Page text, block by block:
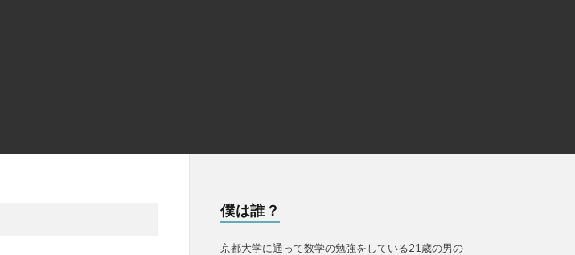
僕は誰？
京都大学に通って数学の勉強をしている21歳の男の